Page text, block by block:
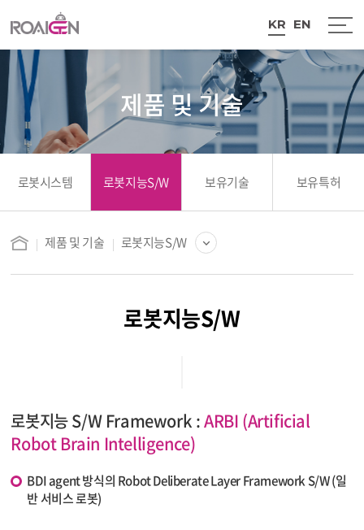
KR EN
로봇시스템 로봇지능S/W 보유기술 보유특허
제품 및 기술
로봇지능S/W
보유기술
로봇지능S/W
로봇지능 S/W Framework :ARBI (Artificial
Robot Brain Intelligence)
BDI agent 방식의 Robot Deliberate Layer Framework S/W (일
반 서비스 로봇)